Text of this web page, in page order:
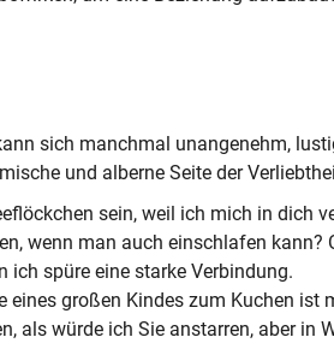
sich manchmal unangenehm,
und alberne Seite der
sein, weil ich mich in dich
wenn man auch einschlafen
ich spüre eine starke Verbindung.
eines großen Kindes zum Kuchen ist
als würde ich Sie anstarren, aber